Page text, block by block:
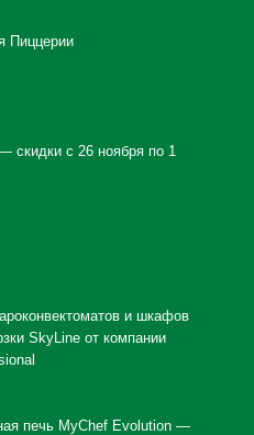
Пиццерии
скидки с 26 ноября по 1
и шкафов
SkyLine от компании
печь MyChef Evolution —